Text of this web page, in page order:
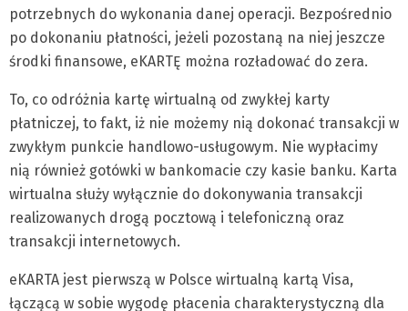
potrzebnych do wykonania danej operacji. Bezpośrednio
po dokonaniu płatności, jeżeli pozostaną na niej jeszcze
środki finansowe, eKARTĘ można rozładować do zera.
To, co odróżnia kartę wirtualną od zwykłej karty
płatniczej, to fakt, iż nie możemy nią dokonać transakcji w
zwykłym punkcie handlowo-usługowym. Nie wypłacimy
nią również gotówki w bankomacie czy kasie banku. Karta
wirtualna służy wyłącznie do dokonywania transakcji
realizowanych drogą pocztową i telefoniczną oraz
transakcji internetowych.
eKARTA jest pierwszą w Polsce wirtualną kartą Visa,
łączącą w sobie wygodę płacenia charakterystyczną dla